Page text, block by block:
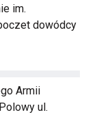
im.
dowódcy
Armii
ul.